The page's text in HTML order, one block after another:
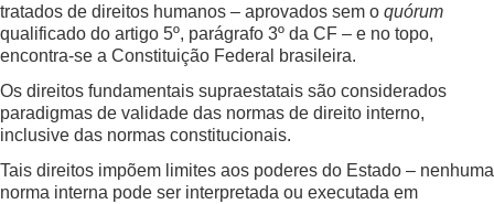
tratados de direitos humanos – aprovados sem o quórum
qualificado do artigo 5º, parágrafo 3º da CF – e no topo,
encontra-se a Constituição Federal brasileira.
Os direitos fundamentais supraestatais são considerados
paradigmas de validade das normas de direito interno,
inclusive das normas constitucionais.
Tais direitos impõem limites aos poderes do Estado – nenhuma
norma interna pode ser interpretada ou executada em